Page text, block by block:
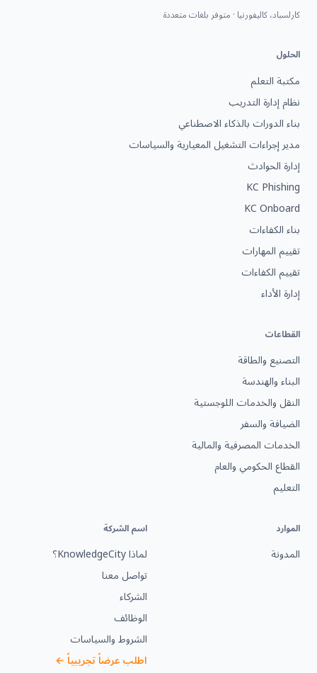
كارلسباد، كاليفورنيا · متوفر بلغات متعددة
الحلول
مكتبة التعلم
نظام إدارة التدريب
بناء الدورات بالذكاء الاصطناعي
مدير إجراءات التشغيل المعيارية والسياسات
إدارة الحوادث
KC Phishing
KC Onboard
بناء الكفاءات
تقييم المهارات
تقييم الكفاءات
إدارة الأداء
القطاعات
التصنيع والطاقة
البناء والهندسة
النقل والخدمات اللوجستية
الضيافة والسفر
الخدمات المصرفية والمالية
القطاع الحكومي والعام
التعليم
الموارد
المدونة
اسم الشركة
لماذا KnowledgeCity؟
تواصل معنا
الشركاء
الوظائف
الشروط والسياسات
اطلب عرضاً تجريبياً ←